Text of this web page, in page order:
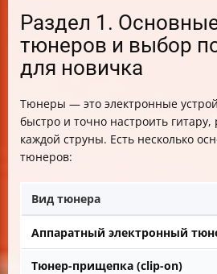
Раздел 1.
тюнеров и выбор
для новичка
Тюнеры — это электронные
быстро и точно настроить
каждой струны. Есть несколько
тюнеров:
Вид тюнера
Аппаратный электронный
Тюнер-прищепка (clip-on)